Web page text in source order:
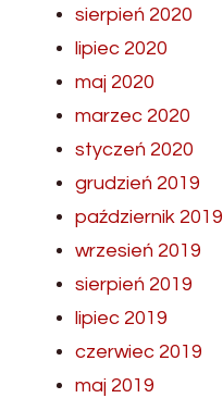
sierpień 2020
lipiec 2020
maj 2020
marzec 2020
styczeń 2020
grudzień 2019
październik 2019
wrzesień 2019
sierpień 2019
lipiec 2019
czerwiec 2019
maj 2019